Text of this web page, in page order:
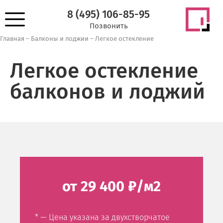
8 (495) 106-85-95
Позвонить
Главная – Балконы и лоджии – Легкое остекление
Легкое остекление
балконов и лоджий
от 29 400 ₽/м2
* — Цена указана за двухстворчатое